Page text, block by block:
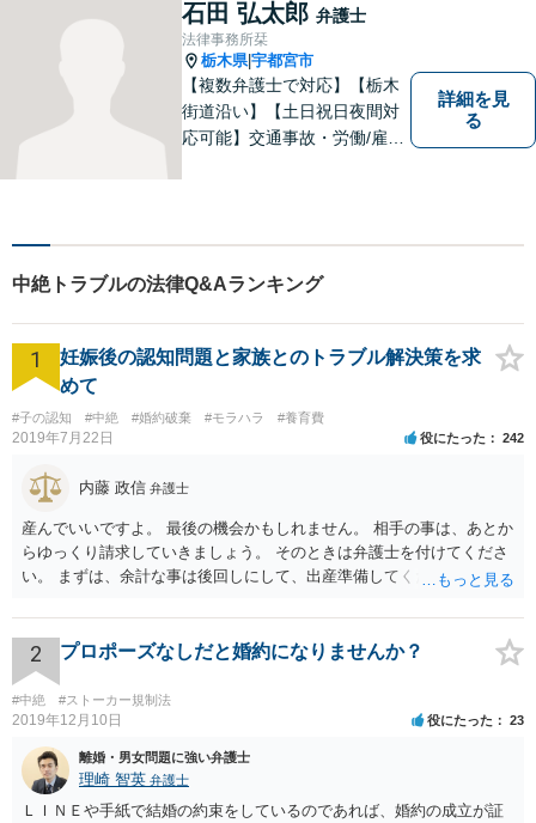
す。
石田 弘太郎 弁護士
法律事務所栞
栃木県|宇都宮市
【複数弁護士で対応】【栃木
街道沿い】【土日祝日夜間対
応可能】交通事故・労働/雇用
い。
詳細を見
る
中絶トラブルの法律Q&Aランキング
1
妊娠後の認知問題と家族とのトラブル解決策を求
めて
#子の認知 #中絶 #婚約破棄 #モラハラ #養育費
2019年7月22日 役にたった 242
内藤 政信 弁護士
産んでいいですよ。 最後の機会かもしれません。 相手の事は、あとか
らゆっくり請求していきましょう。 そのときは弁護士を付けてくださ
い。 まずは、余計な事は後回しにして、出産準備してください。
2 プロポーズなしだと婚約になりませんか？
#中絶 #ストーカー規制法
2019年12月10日 役にたった 23
離婚・男女問題に強い弁護士
理崎 智英 弁護士
ＬＩＮＥや手紙で結婚の約束をしているのであれば、婚約の成立が証